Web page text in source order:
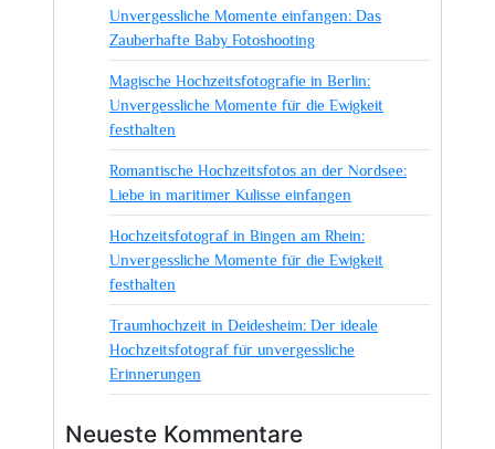
Blick
Werk
Foto
Gerd
Unvergessliche Momente einfangen: Das
Zauberhafte Baby Fotoshooting
Magische Hochzeitsfotografie in Berlin:
Unvergessliche Momente für die Ewigkeit
festhalten
Romantische Hochzeitsfotos an der Nordsee:
Liebe in maritimer Kulisse einfangen
Hochzeitsfotograf in Bingen am Rhein:
Unvergessliche Momente für die Ewigkeit
festhalten
Traumhochzeit in Deidesheim: Der ideale
Hochzeitsfotograf für unvergessliche
Erinnerungen
Neueste Kommentare